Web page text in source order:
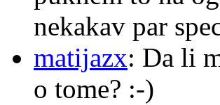
nekakav par
matijazx: Da li
o tome? :-)